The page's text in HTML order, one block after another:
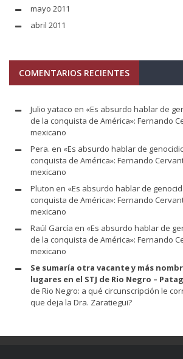
mayo 2011
abril 2011
COMENTARIOS RECIENTES
Julio yataco en «Es absurdo hablar de
de la conquista de América»: Fernando
mexicano
Pera. en «Es absurdo hablar de
conquista de América»: Fernando
mexicano
Pluton en «Es absurdo hablar de
conquista de América»: Fernando
mexicano
Raúl García en «Es absurdo hablar de
de la conquista de América»: Fernando
mexicano
Se sumaría otra vacante y más
lugares en el STJ de Rio Negro –
de Rio Negro: a qué circunscripción le
que deja la Dra. Zaratiegui?